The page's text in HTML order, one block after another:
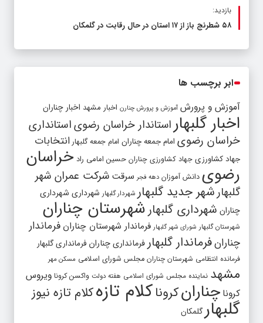
بازدید:
۵۸ شطرنج‌ باز از ۱۷ استان در حال رقابت در گلمکان
ابر برچسب ها
آموزش و پرورش آموزش و پرورش چنارن اخبار مشهد اخبار چناران
اخبار گلبهار استاندار خراسان رضویاستانداری
خراسان رضوی امام جمعه چناران امام جمعه گلبهار انتخابات
جهاد کشاورزی جهاد کشاورزی چناران حسین امامی راد خراسان
رضوی دانش آموزان دهه فجر سرقت شرکت عمران شهر
گلبهار شهر جدید گلبهار شهردار گلبهار شهرداری شهرداری
چناران شهرداری گلبهار شهرستان چناران
شهرستان گلبهار شورای شهر گلبهار فرماندار شهرستان چناران فرماندار
چنارانفرماندار گلبهار فرمانداری چناران فرمانداری گلبهار
فرمانده انتظامی شهرستان چناران مجلس شورای اسلامی مسکن مهر
مشهد نماینده مجلس شورای اسلامی هفته دولت واکسن کرونا ویروس
کرونا چنارانکروناکلام تازهکلام تازه نیوز
گلبهار گلمکان